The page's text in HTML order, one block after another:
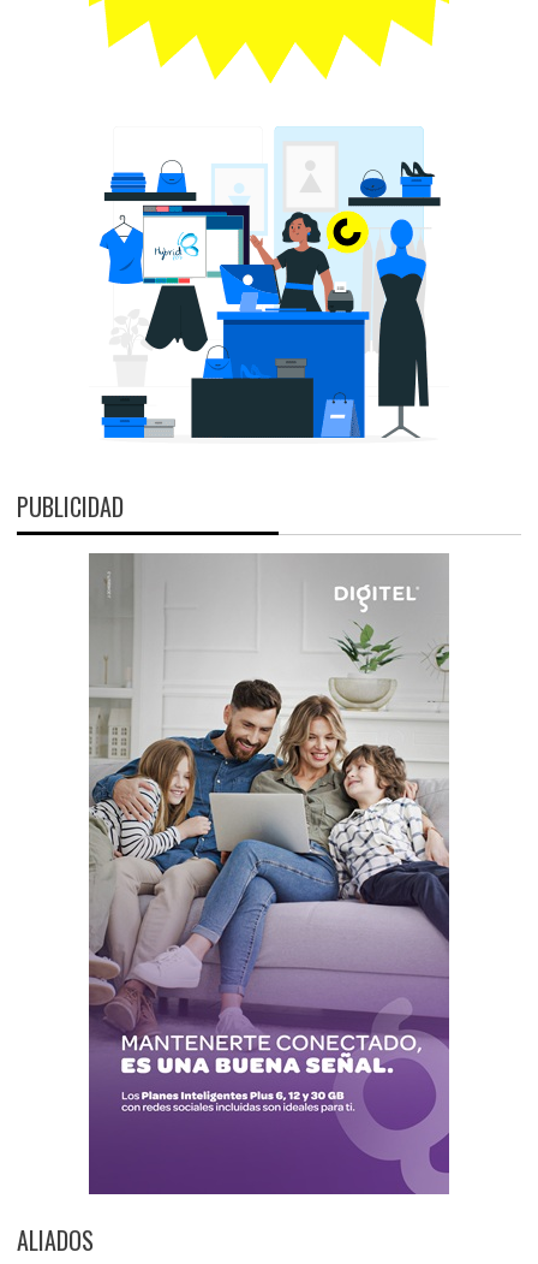
PUBLICIDAD
ALIADOS